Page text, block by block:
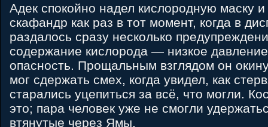
Адек спокойно надел кислородную маску
скафандр как раз в тот момент, когда в
раздалось сразу несколько
содержание кислорода — низкое
опасность. Прощальным взглядом он
мог сдержать смех, когда увидел, как
старались уцепиться за всё, что могли.
это; пара человек уже не смогли
втянутые через Ямы.